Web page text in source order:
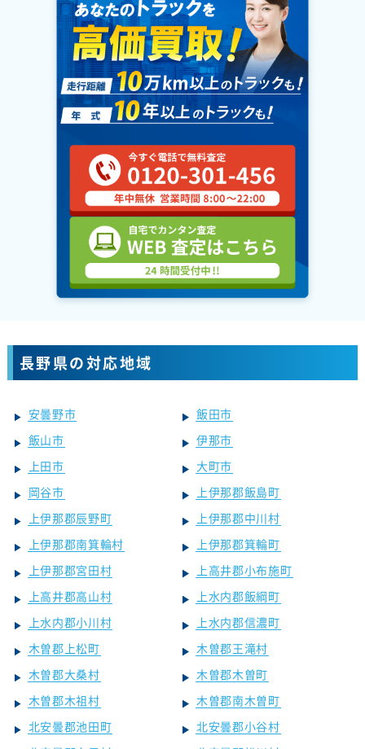
長野県の対応地域
安曇野市
飯田市
飯山市
伊那市
上田市
大町市
岡谷市
上伊那郡飯島町
上伊那郡辰野町
上伊那郡中川村
上伊那郡南箕輪村
上伊那郡箕輪町
上伊那郡宮田村
上高井郡小布施町
上高井郡高山村
上水内郡飯綱町
上水内郡小川村
上水内郡信濃町
木曽郡上松町
木曽郡王滝村
木曽郡大桑村
木曽郡木曽町
木曽郡木祖村
木曽郡南木曽町
北安曇郡池田町
北安曇郡小谷村